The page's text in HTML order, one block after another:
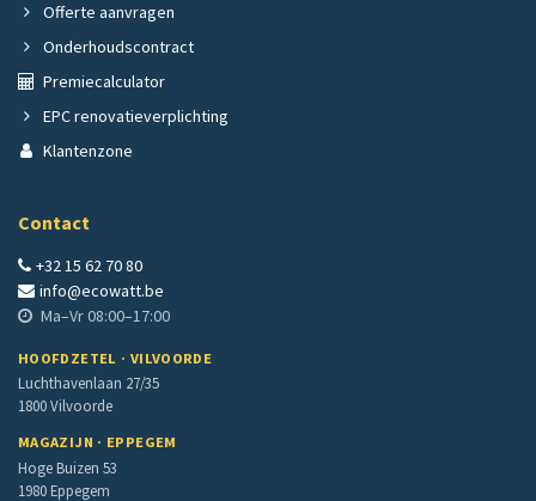
Offerte aanvragen
Onderhoudscontract
Premiecalculator
EPC renovatieverplichting
Klantenzone
Contact
+32 15 62 70 80
info@ecowatt.be
Ma–Vr 08:00–17:00
HOOFDZETEL · VILVOORDE
Luchthavenlaan 27/35
1800 Vilvoorde
MAGAZIJN · EPPEGEM
Hoge Buizen 53
1980 Eppegem